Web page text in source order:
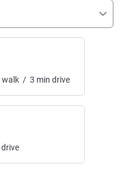
walk / 3 min drive
drive